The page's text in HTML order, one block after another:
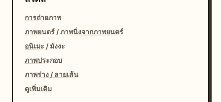
การถ่ายภาพ
ภาพยนตร์ / ภาพนิ่งจากภาพยนตร์
อนิเมะ / มังงะ
ภาพประกอบ
ภาพร่าง / ลายเส้น
ดูเพิ่มเติม